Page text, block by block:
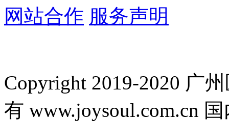
网站合作 服务声明
Copyright 2019-2020 广
有 www.joysoul.com.cn